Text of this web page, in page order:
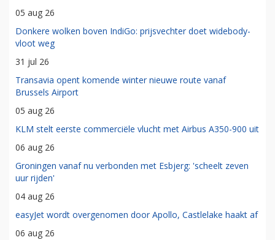
05 aug 26
Donkere wolken boven IndiGo: prijsvechter doet widebody-
vloot weg
31 jul 26
Transavia opent komende winter nieuwe route vanaf
Brussels Airport
05 aug 26
KLM stelt eerste commerciële vlucht met Airbus A350-900 uit
06 aug 26
Groningen vanaf nu verbonden met Esbjerg: 'scheelt zeven
uur rijden'
04 aug 26
easyJet wordt overgenomen door Apollo, Castlelake haakt af
06 aug 26